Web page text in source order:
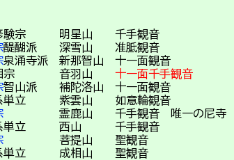
宗 明星山 千手観音
醍醐派 深雪山 准胝観音
泉涌寺派 新那智山 十一面観音
相宗 音羽山 十一面千手観音
智山派 補陀洛山 十一面観音
単立 紫雲山 如意輪観音
霊鹿山 千手観音 唯一の尼寺
立 西山 千手観音
菩提山 聖観音
立 成相山 聖観音